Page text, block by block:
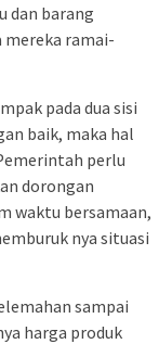
dan barang
ramai-
pada dua sisi
baik, maka hal
perlu
dorongan
waktu bersamaan,
nya situasi
sampai
harga produk